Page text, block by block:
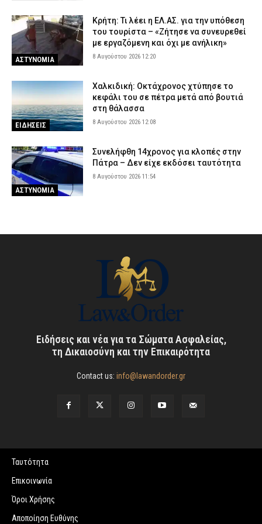
ΑΣΤΥΝΟΜΙΑ
Κρήτη: Τι λέει η ΕΛ.ΑΣ. για την υπόθεση
του τουρίστα – «Ζήτησε να συνευρεθεί
με εργαζόμενη και όχι με ανήλικη»
8 Αυγούστου 2026 12:20
ΕΙΔΗΣΕΙΣ
Χαλκιδική: Οκτάχρονος χτύπησε το
κεφάλι του σε πέτρα μετά από βουτιά
στη θάλασσα
8 Αυγούστου 2026 12:08
ΑΣΤΥΝΟΜΙΑ
Συνελήφθη 14χρονος για κλοπές στην
Πάτρα – Δεν είχε εκδόσει ταυτότητα
8 Αυγούστου 2026 11:54
Ειδήσεις και νέα για τα Σώματα Ασφαλείας,
τη Δικαιοσύνη και την Επικαιρότητα
Contact us: info@lawandorder.gr
Ταυτότητα
Επικοινωνία
Όροι Χρήσης
Αποποίηση Ευθύνης